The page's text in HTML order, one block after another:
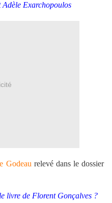
Exarchopoulos
Godeau relevé dans le dossier
livre de Florent Gonçalves ?